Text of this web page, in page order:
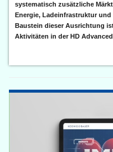
systematisch zusätzliche
Energie, Ladeinfrastruktur
Baustein dieser Ausrichtung
Aktivitäten in der HD